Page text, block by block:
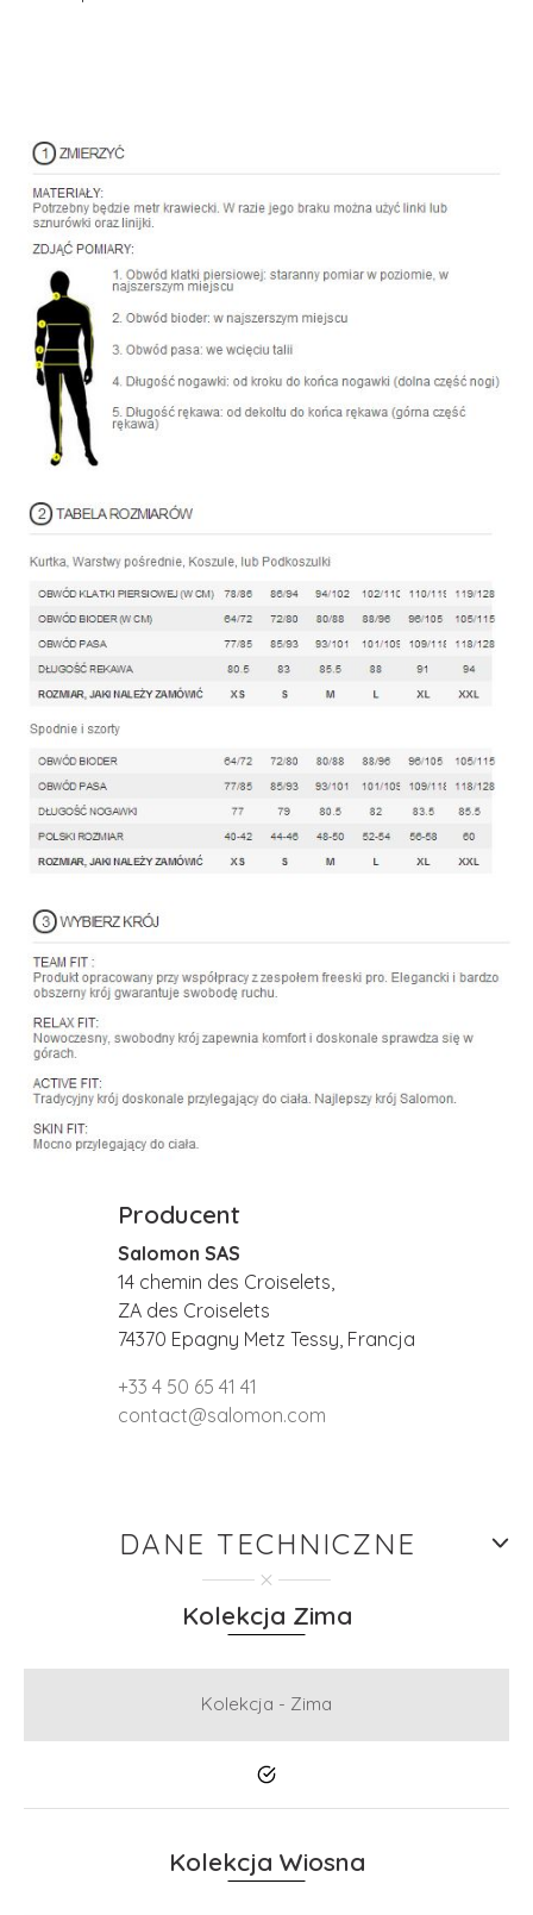
Producent
Salomon SAS
14 chemin des Croiselets,
ZA des Croiselets
74370 Epagny Metz Tessy, Francja
+33 4 50 65 41 41
contact@salomon.com
DANE TECHNICZNE
Kolekcja Zima
Kolekcja - Zima
Tak
Kolekcja Wiosna